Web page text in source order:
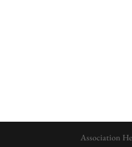
Association